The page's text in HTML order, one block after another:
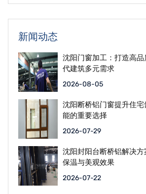
新闻动态
沈阳门窗加工：打造高
代建筑多元需求
2026-08-05
沈阳断桥铝门窗提升住
能的重要选择
2026-07-29
沈阳封阳台断桥铝解决方
保温与美观效果
2026-07-22